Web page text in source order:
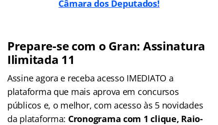
Câmara dos Deputados!
Prepare-se com o Gran: Assinatura
Ilimitada 11
Assine agora e receba acesso IMEDIATO a
plataforma que mais aprova em concursos
públicos e, o melhor, com acesso às 5 novidades
da plataforma: Cronograma com 1 clique, Raio-